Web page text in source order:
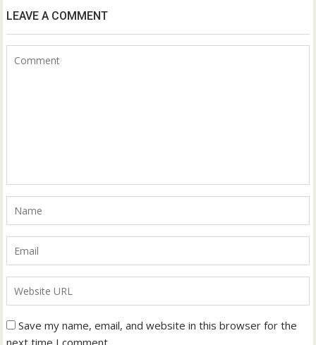
LEAVE A COMMENT
Save my name, email, and website in this browser for the
next time I comment.